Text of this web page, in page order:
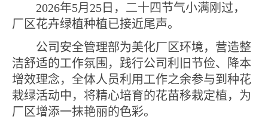
2026年5月25日，二十四节气小满刚过，
厂区花卉绿植种植已接近尾声。
公司安全管理部为美化厂区环境，营造整
洁舒适的工作氛围，践行公司利旧节俭、降本
增效理念， 全体人员利用工作之余参与到 种花
栽绿活动中 ，将精心培育的花苗移栽定植，为
厂区增添一抹艳丽的色彩。